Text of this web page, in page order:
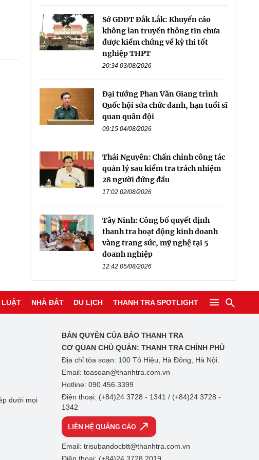
Sở GDĐT Đắk Lắk: Khuyến cáo
không lan truyền thông tin chưa
được kiểm chứng về kỳ thi tốt
nghiệp THPT
20:34 03/08/2026
Đại tướng Phan Văn Giang trình
Quốc hội sửa chức danh, hạn tuổi sĩ
quan quân đội
09:15 04/08/2026
Thái Nguyên: Chấn chỉnh công tác
quản lý sau kiểm tra trách nhiệm
28 người đứng đầu
17:02 02/08/2026
Tây Ninh: Công bố quyết định
thanh tra hoạt động kinh doanh
vàng trang sức, mỹ nghệ tại 5
doanh nghiệp
12:42 05/08/2026
LUẬT NHÀ ĐẤT DU LỊCH THANH TRA SPOTLIGHT
dưới mọi
BẢN QUYỀN CỦA BÁO THANH TRA
CƠ QUAN CHỦ QUẢN: THANH TRA CHÍNH PHỦ
Địa chỉ tòa soạn: 100 Tô Hiệu, Hà Đông, Hà Nội.
Email: toasoan@thanhtra.com.vn
Hotline: 090.456.3399
Điện thoại: (+84)24 3728 - 1341 / (+84)24 3728 -
1342
LIÊN HỆ QUẢNG CÁO
Email: trisubandocbtt@thanhtra.com.vn